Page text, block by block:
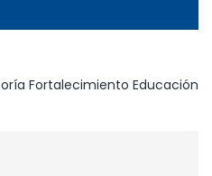
Fortalecimiento Educación